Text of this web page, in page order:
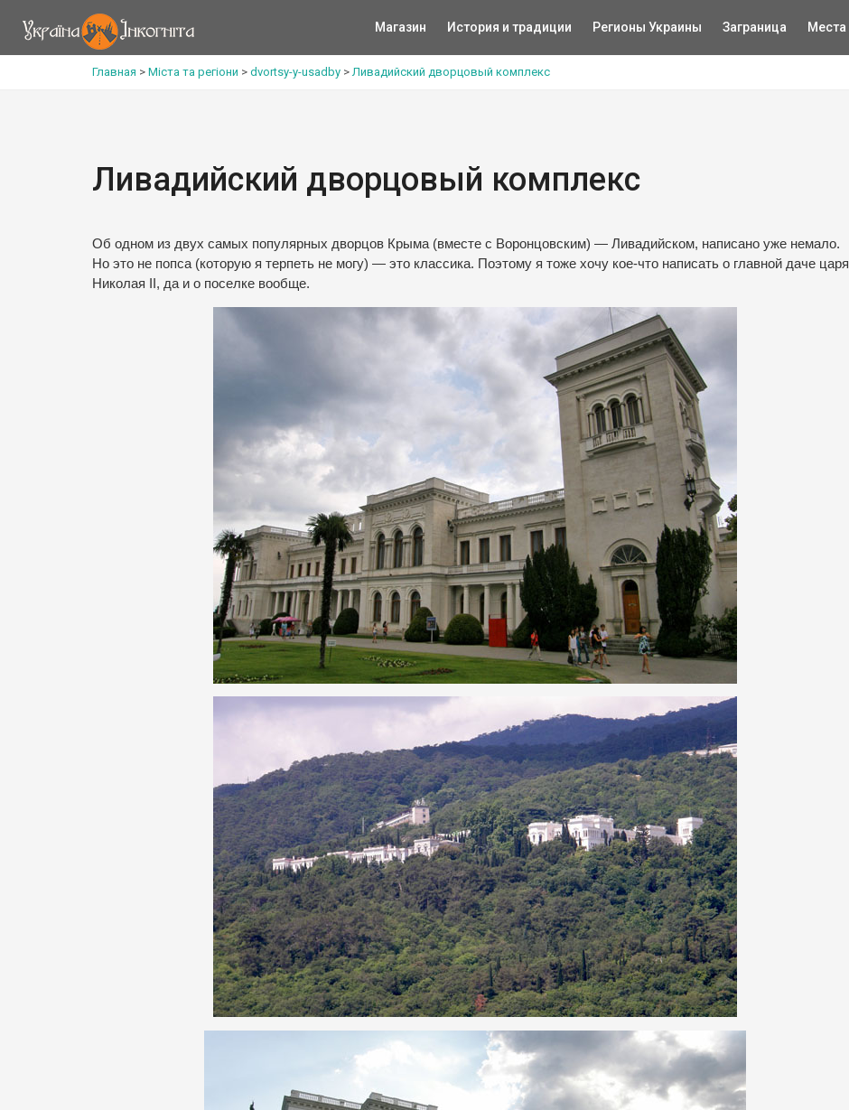
Магазин История и традиции Регионы Украины Заграница Места
Главная > Міста та регіони > dvortsy-y-usadby >Ливадийский дворцовый комплекс
Ливадийский дворцовый комплекс
Об одном из двух самых популярных дворцов Крыма (вместе с Воронцовским) — Ливадийском, написано уже немало.
Но это не попса (которую я терпеть не могу) — это классика. Поэтому я тоже хочу кое-что написать о главной даче царя
Николая II, да и о поселке вообще.